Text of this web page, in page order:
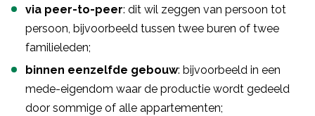
via peer-to-peer: dit wil zeggen van persoon tot
persoon, bijvoorbeeld tussen twee buren of twee
familieleden;
binnen eenzelfde gebouw: bijvoorbeeld in een
mede-eigendom waar de productie wordt gedeeld
door sommige of alle appartementen;